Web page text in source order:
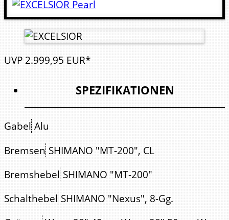
UVP2.999,95 EUR*
SPEZIFIKATIONEN
Gabel Alu
Bremsen SHIMANO "MT-200", CL
Bremshebel SHIMANO "MT-200"
Schalthebel SHIMANO "Nexus", 8-Gg.